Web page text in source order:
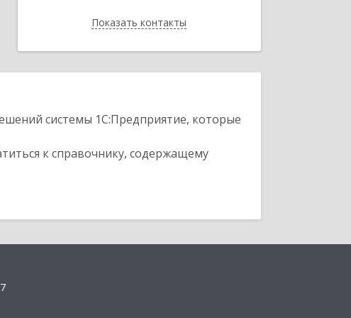
Показать контакты
Назад
системы 1С:Предприятие, которые
к справочнику, содержащему